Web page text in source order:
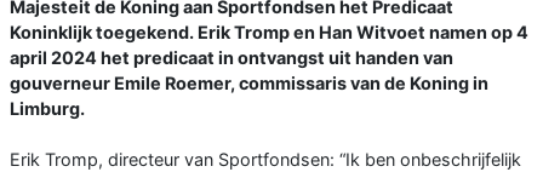
Majesteit de Koning aan Sportfondsen het Predicaat
Koninklijk toegekend. Erik Tromp en Han Witvoet namen op 4
april 2024 het predicaat in ontvangst uit handen van
gouverneur Emile Roemer, commissaris van de Koning in
Limburg.
Erik Tromp, directeur van Sportfondsen: “Ik ben onbeschrijfelijk